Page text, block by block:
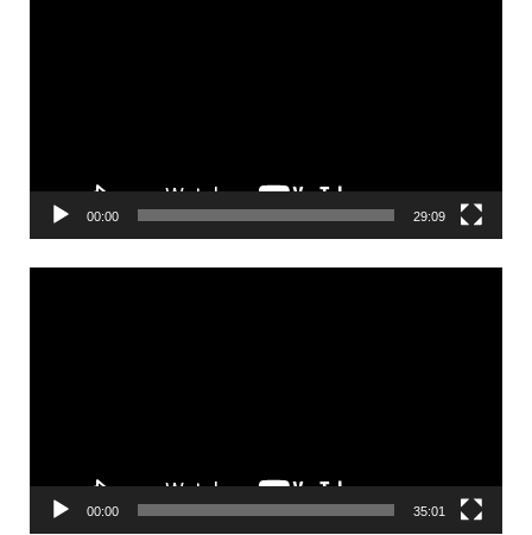
00:00 29:09
00:00 35:01